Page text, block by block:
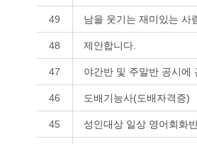
49 남을 웃기는 재미있는 사
48 제안합니다.
47 야간반 및 주말반 공시에
46 도배기능사(도배자격증)
45 성인대상 일상 영어회화